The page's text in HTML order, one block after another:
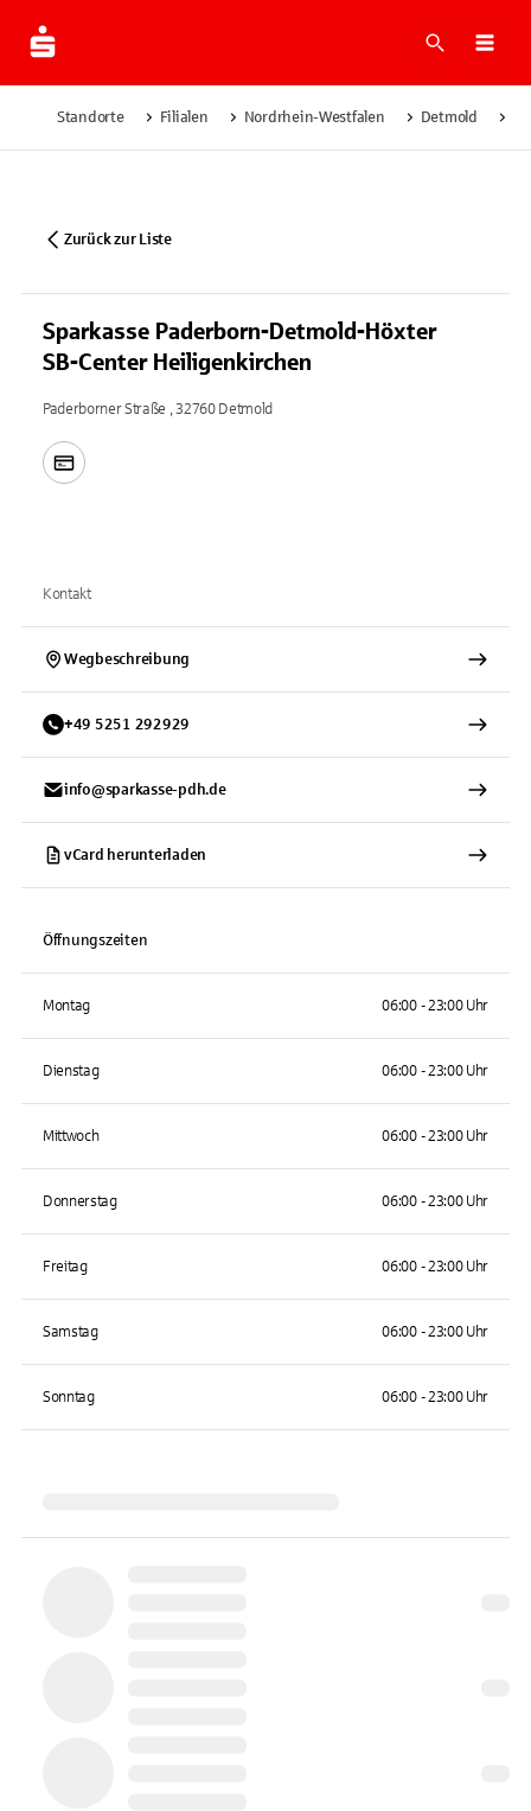
Suche
Standorte Filialen Nordrhein-Westfalen Detmold
Zurück zur Liste
Sparkasse Paderborn-Detmold-Höxter
SB-Center Heiligenkirchen
Paderborner Straße , 32760 Detmold
Kontakt
Wegbeschreibung
+49 5251 292929
info@sparkasse-pdh.de
vCard herunterladen
Öffnungszeiten
Montag 06:00 - 23:00 Uhr
Dienstag 06:00 - 23:00 Uhr
Mittwoch 06:00 - 23:00 Uhr
Donnerstag 06:00 - 23:00 Uhr
Freitag 06:00 - 23:00 Uhr
Samstag 06:00 - 23:00 Uhr
Sonntag 06:00 - 23:00 Uhr